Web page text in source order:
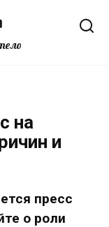
на
и
пресс
о роли